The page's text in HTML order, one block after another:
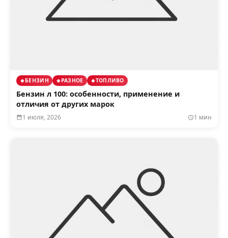
БЕНЗИН РАЗНОЕ ТОПЛИВО
Бензин л 100: особенности, применение и
отличия от других марок
1 июля, 2026 1 мин